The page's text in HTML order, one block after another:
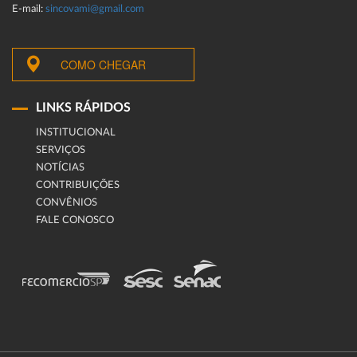
E-mail: sincovami@gmail.com
COMO CHEGAR
LINKS RÁPIDOS
INSTITUCIONAL
SERVIÇOS
NOTÍCIAS
CONTRIBUIÇÕES
CONVÊNIOS
FALE CONOSCO